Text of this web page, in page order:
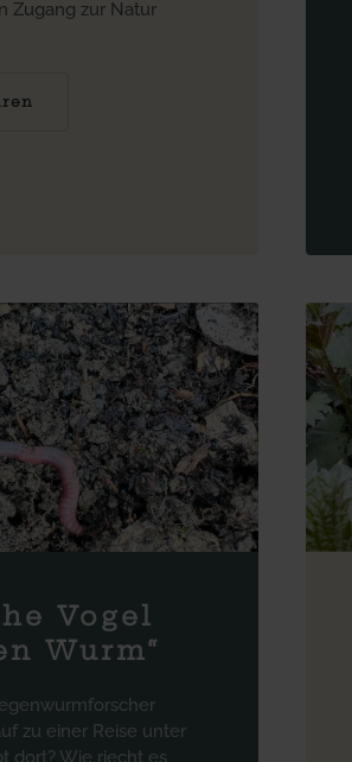
Zugang zur Natur
Vogel
Wurm“
zu einer Reise unter